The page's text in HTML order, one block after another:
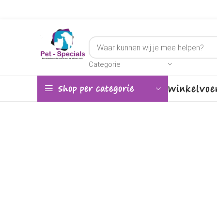
Categorie
Shop per categorie Winkel